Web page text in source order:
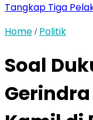
Tangkap Tiga
Home / Politik
Soal